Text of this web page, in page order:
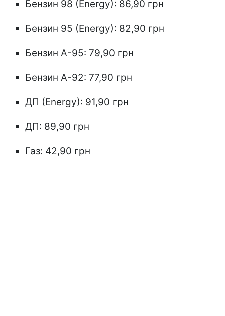
Бензин 98 (Energy): 86,90 грн
Бензин 95 (Energy): 82,90 грн
Бензин А-95: 79,90 грн
Бензин А-92: 77,90 грн
ДП (Energy): 91,90 грн
ДП: 89,90 грн
Газ: 42,90 грн